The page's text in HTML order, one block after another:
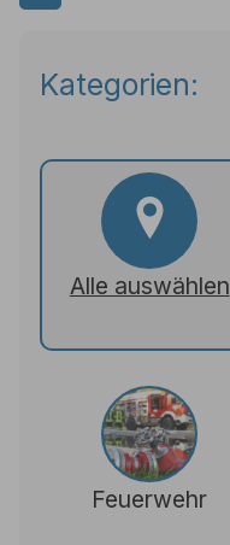
Kategorien:
Alle auswählen
Feuerwehr